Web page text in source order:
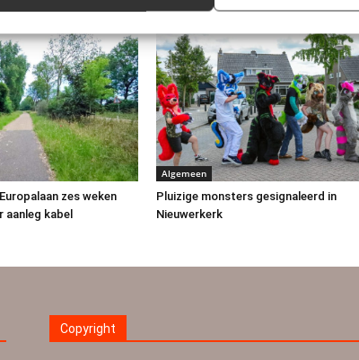
zes weken
aanleg kabel
Algemeen
Pluizige monsters gesignaleerd in
Nieuwerkerk
Copyright